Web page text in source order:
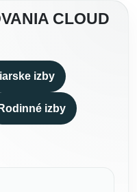
CLOUD
izby
Rodinné izby